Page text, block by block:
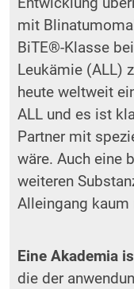
mit
BiTE®-Klasse
Leukämie (ALL)
heute weltweit
ALL und es ist
Partner mit
wäre. Auch eine
weiteren
Alleingang kaum
Eine Akademia
die der